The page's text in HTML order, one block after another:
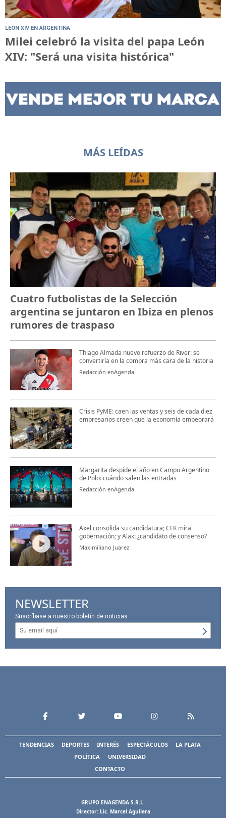
LEÓN XIV EN ARGENTINA
Milei celebró la visita del papa León
XIV: "Será una visita histórica"
MÁS LEÍDAS
Cuatro futbolistas de la Selección
argentina se juntaron en Ibiza en plenos
rumores de traspaso
Thiago Almada nuevo refuerzo de River: se
convertiría en la compra más cara de la historia
Redacción enAgenda
Crisis PyME: caen las ventas y seis de cada diez
empresarios creen que la economía empeorará
Margarita despide el año en Campo Argentino
de Polo: cuándo salen las entradas
Redacción enAgenda
Axel consolida su candidatura; CFK mira
gobernación; y Alak: ¿candidato de consenso?
Maximiliano Juarez
NEWSLETTER
Suscríbase a nuestro boletín de noticias
TENDENCIAS DEPORTES INTERÉS ESPECTÁCULOS
LA PLATA
POLÍTICA
UNIVERSIDAD
CONTACTO
GRUPO ENAGENDA S.R.L
Director: Lic. Marcel Aguilera